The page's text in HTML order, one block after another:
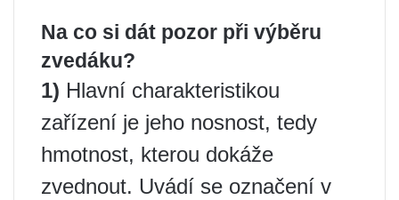
Na co si dát pozor při výběru
zvedáku?
1) Hlavní charakteristikou
zařízení je jeho nosnost, tedy
hmotnost, kterou dokáže
zvednout. Uvádí se označení v